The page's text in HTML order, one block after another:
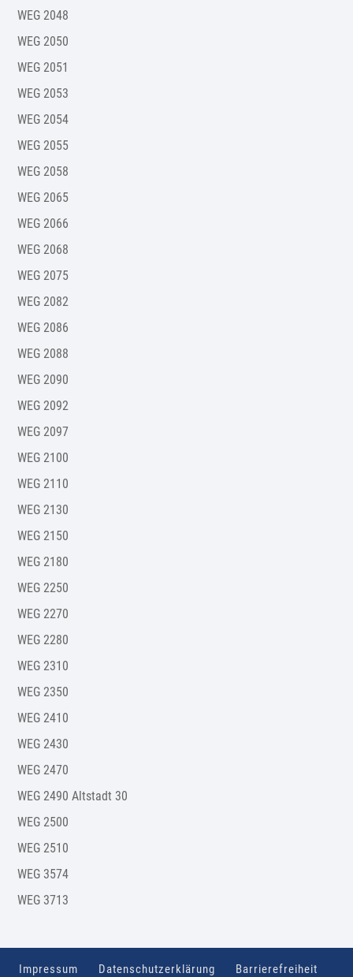
WEG 2048
WEG 2050
WEG 2051
WEG 2053
WEG 2054
WEG 2055
WEG 2058
WEG 2065
WEG 2066
WEG 2068
WEG 2075
WEG 2082
WEG 2086
WEG 2088
WEG 2090
WEG 2092
WEG 2097
WEG 2100
WEG 2110
WEG 2130
WEG 2150
WEG 2180
WEG 2250
WEG 2270
WEG 2280
WEG 2310
WEG 2350
WEG 2410
WEG 2430
WEG 2470
WEG 2490 Altstadt 30
WEG 2500
WEG 2510
WEG 3574
WEG 3713
Impressum Datenschutzerklärung Barrierefreiheit